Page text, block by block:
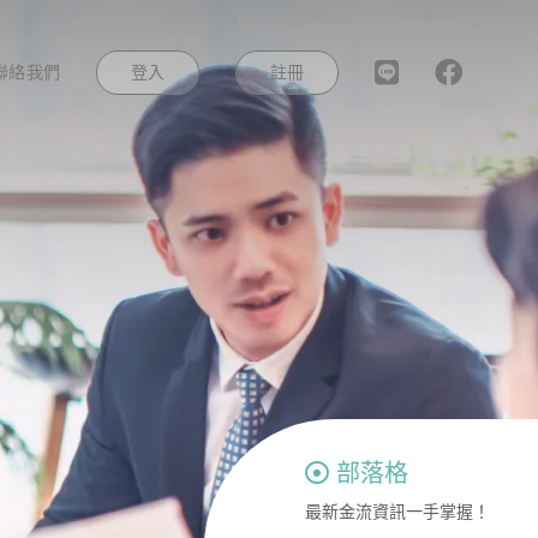
絡我們 登入 註冊
部落格
最新金流資訊一手掌握！